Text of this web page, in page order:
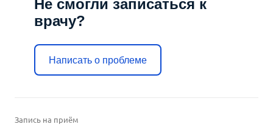
Не смогли записаться к
врачу?
Написать о проблеме
Запись на приём